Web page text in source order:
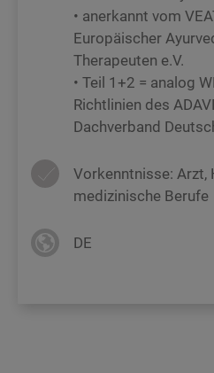
• anerkannt vom
Europäischer
Therapeuten e.V.
• Teil 1+2 = analog
Richtlinien des
Dachverband
Vorkenntnisse: Arzt,
medizinische Berufe
DE